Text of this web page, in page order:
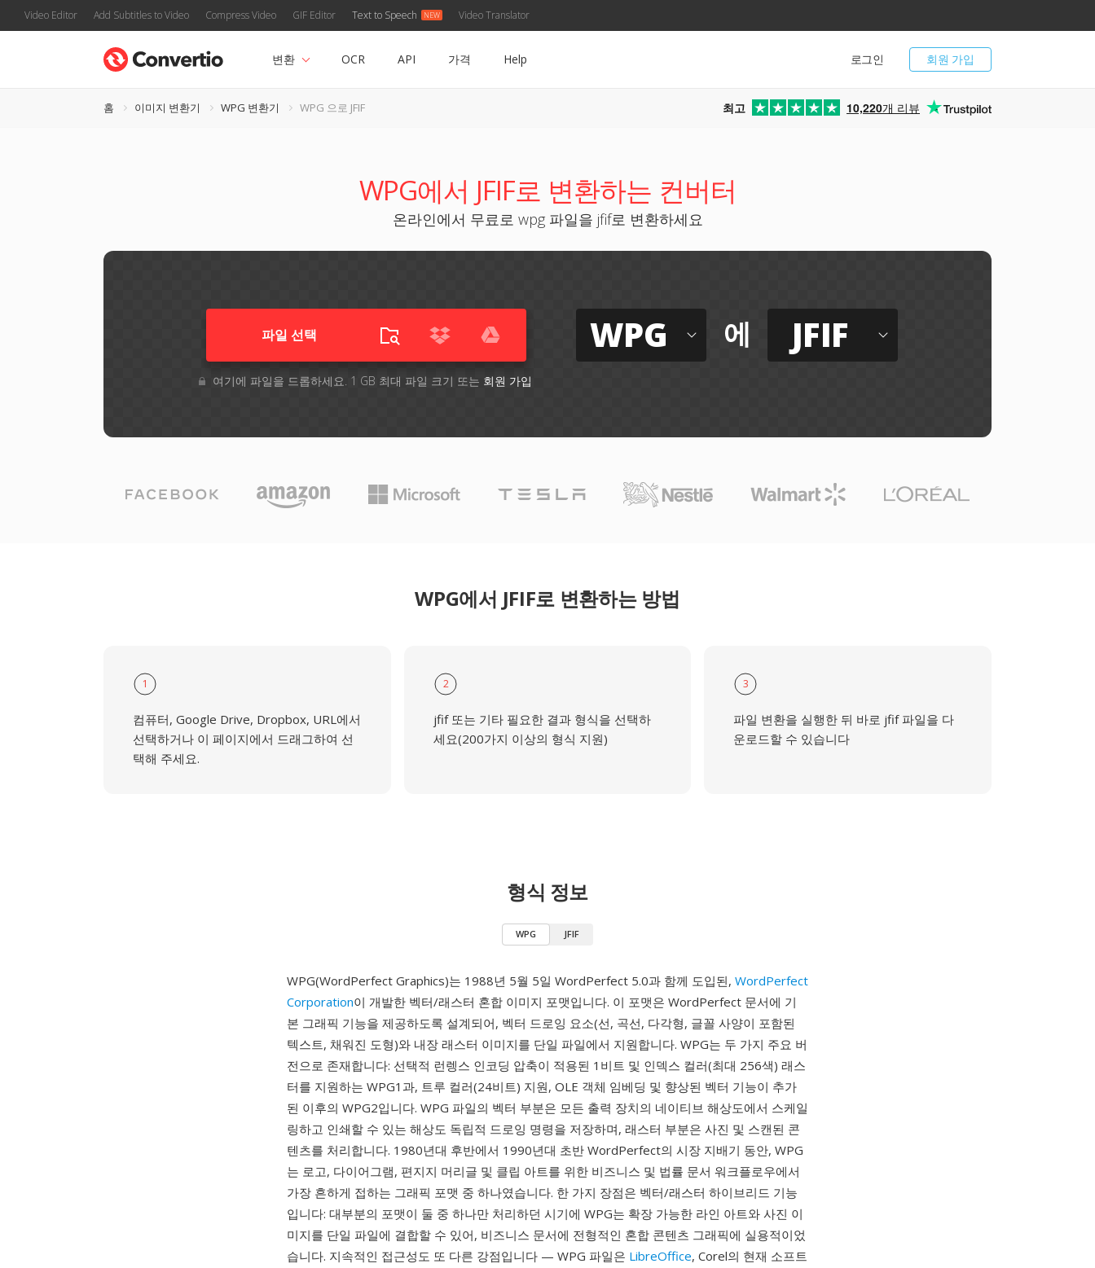
Video Editor Add Subtitles to Video Compress Video GIF Editor Text to Speech Video Translator
회원 가입
로그인
변환 OCR API 가격 Help
홈 이미지 변환기 WPG 변환기 WPG 으로 JFIF 최고 10,220개 리뷰
WPG에서 JFIF로 변환하는 컨버터
온라인에서 무료로 wpg 파일을 jfif로 변환하세요
파일 선택
여기에 파일을 드롭하세요. 1 GB 최대 파일 크기 또는 회원 가입
WPG 에 JFIF
WPG에서 JFIF로 변환하는 방법
1
컴퓨터, Google Drive, Dropbox, URL에서
선택하거나 이 페이지에서 드래그하여 선
택해 주세요.
2
jfif 또는 기타 필요한 결과 형식을 선택하
세요(200가지 이상의 형식 지원)
3
파일 변환을 실행한 뒤 바로 jfif 파일을 다
운로드할 수 있습니다
형식 정보
WPG JFIF
WPG(WordPerfect Graphics)는 1988년 5월 5일 WordPerfect 5.0과 함께 도입된, WordPerfect
Corporation이 개발한 벡터/래스터 혼합 이미지 포맷입니다. 이 포맷은 WordPerfect 문서에 기
본 그래픽 기능을 제공하도록 설계되어, 벡터 드로잉 요소(선, 곡선, 다각형, 글꼴 사양이 포함된
텍스트, 채워진 도형)와 내장 래스터 이미지를 단일 파일에서 지원합니다. WPG는 두 가지 주요 버
전으로 존재합니다: 선택적 런렝스 인코딩 압축이 적용된 1비트 및 인덱스 컬러(최대 256색) 래스
터를 지원하는 WPG1과, 트루 컬러(24비트) 지원, OLE 객체 임베딩 및 향상된 벡터 기능이 추가
된 이후의 WPG2입니다. WPG 파일의 벡터 부분은 모든 출력 장치의 네이티브 해상도에서 스케일
링하고 인쇄할 수 있는 해상도 독립적 드로잉 명령을 저장하며, 래스터 부분은 사진 및 스캔된 콘
텐츠를 처리합니다. 1980년대 후반에서 1990년대 초반 WordPerfect의 시장 지배기 동안, WPG
는 로고, 다이어그램, 편지지 머리글 및 클립 아트를 위한 비즈니스 및 법률 문서 워크플로우에서
가장 흔하게 접하는 그래픽 포맷 중 하나였습니다. 한 가지 장점은 벡터/래스터 하이브리드 기능
입니다: 대부분의 포맷이 둘 중 하나만 처리하던 시기에 WPG는 확장 가능한 라인 아트와 사진 이
미지를 단일 파일에 결합할 수 있어, 비즈니스 문서에 전형적인 혼합 콘텐츠 그래픽에 실용적이었
습니다. 지속적인 접근성도 또 다른 강점입니다 — WPG 파일은 LibreOffice, Corel의 현재 소프트